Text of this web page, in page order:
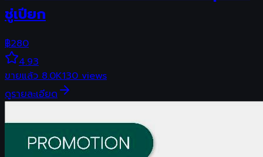
ชู่เปียก
฿280
4.93
ขายแล้ว8.0K130views
ดูรายละเอียด